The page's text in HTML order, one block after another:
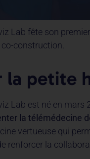
Lab fête son
construction.
la petite
Lab est né en mars
la télémédecine
vertueuse qui
renforcer la